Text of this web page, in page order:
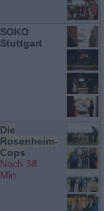
SOKO
Stuttgart
Die
Rosenheim-
Cops
Noch 38
Min.